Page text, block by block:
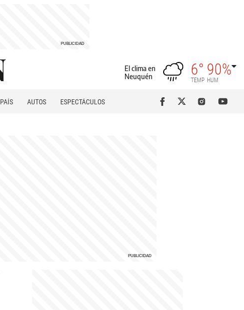
El clima en
Neuquén
6°
TEMP
90%
HUM
PAÍS AUTOS
ESPECTÁCULOS